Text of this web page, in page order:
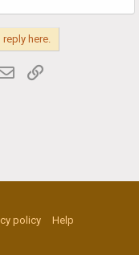
here.
Email
policy
Help